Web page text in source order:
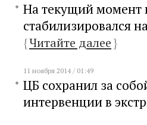
На текущий момент
стабилизировался
{Читайте далее}
11 ноября 2014 / 01:49
ЦБ сохранил за
интервенции в